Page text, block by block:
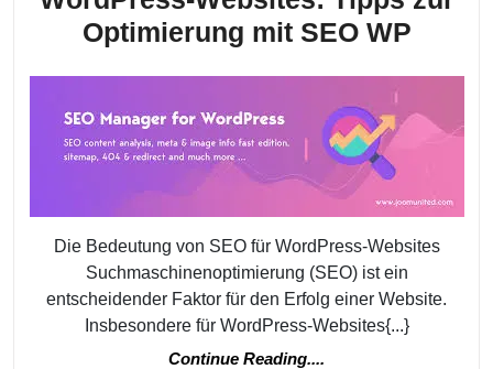
Optimierung mit SEO WPDie
SEO
Tipps
zur
Die Bedeutung von SEO für WordPress-Websites
Suchmaschinenoptimierung (SEO) ist ein
entscheidender Faktor für den Erfolg einer Website.
Insbesondere für WordPress-Websites{...}
Continue Reading....